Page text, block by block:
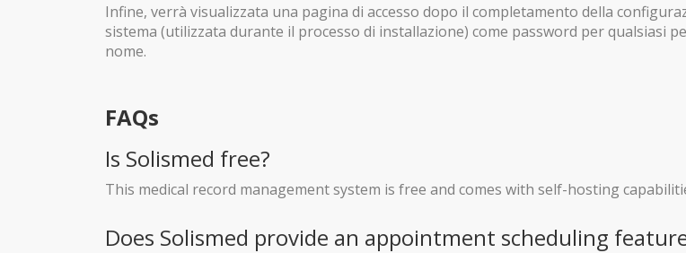
Infine, verrà visualizzata una pagina di accesso dopo il completamento della
sistema (utilizzata durante il processo di installazione) come password per qualsiasi
nome.
FAQs
Is Solismed free?
This medical record management system is free and comes with self-hosting
Does Solismed provide an appointment scheduling